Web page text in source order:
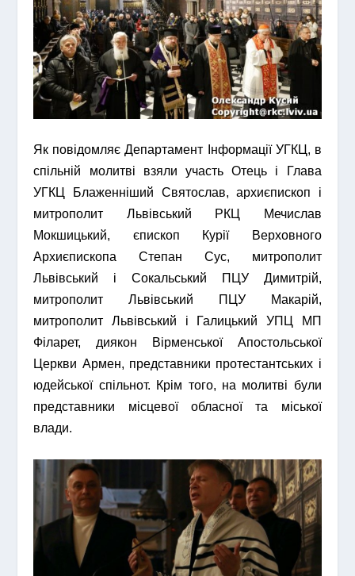
Як повідомляє Департамент Інформації УГКЦ, в
спільній молитві взяли участь Отець і Глава
УГКЦ Блаженніший Святослав, архиєпископ і
митрополит Львівський РКЦ Мечислав
Мокшицький, єпископ Курії Верховного
Архиєпископа Степан Сус, митрополит
Львівський і Сокальський ПЦУ Димитрій,
митрополит Львівський ПЦУ Макарій,
митрополит Львівський і Галицький УПЦ МП
Філарет, диякон Вірменської Апостольської
Церкви Армен, представники протестантських і
юдейської спільнот. Крім того, на молитві були
представники місцевої обласної та міської
влади.